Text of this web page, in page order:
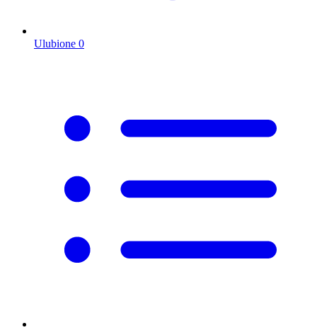
Ulubione 0